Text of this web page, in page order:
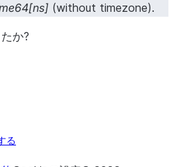
(without timezone).
か?
る